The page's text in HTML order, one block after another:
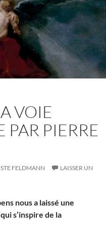
VOIE
PAR PIERRE
FELDMANN
LAISSER UN
nous a laissé une
s’inspire de la